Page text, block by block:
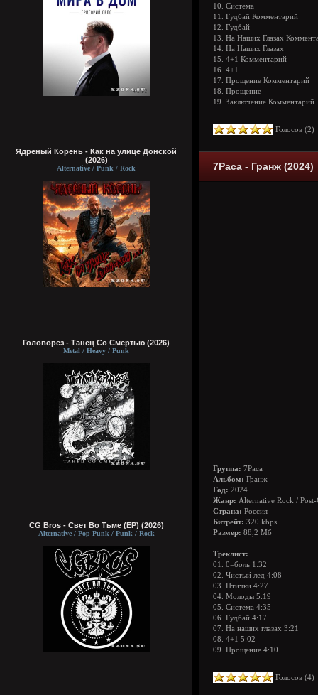
Ядрёный Корень - Как на улице Донской
(2026)
Alternative / Punk / Rock
Головорез - Tанец Со Смертью (2026)
Metal / Heavy / Punk
CG Bros - Свет Во Тьме (EP) (2026)
Alternative / Pop Punk / Punk / Rock
10. Система
11. Гудбай Комментарий
12. Гудбай
13. На Наших Глазах
14. На Наших Глазах
15. 4+1 Комментарий
16. 4+1
17. Прощение Комментарий
18. Прощение
19. Заключение Комментарий
Голосов (2
7Раса - Гранж (2024)
Группа: 7Раса
Альбом: Гранж
Год: 2024
Жанр: Alternative Rock /
Страна: Россия
Битрейт: 320 kbps
Размер: 88,2 Мб
Треклист:
01. 0=боль 1:32
02. Чистый лёд 4:08
03. Птички 4:27
04. Молоды 5:19
05. Система 4:35
06. Гудбай 4:17
07. На наших глазах 3:21
08. 4+1 5:02
09. Прощение 4:10
Голосов (4